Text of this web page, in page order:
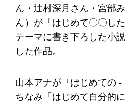
ん・辻村深月さん・宮部
ん）が『はじめて〇〇し
テーマに書き下ろした小
した作品。
山本アナが『はじめての
ちなみ「はじめて自分的